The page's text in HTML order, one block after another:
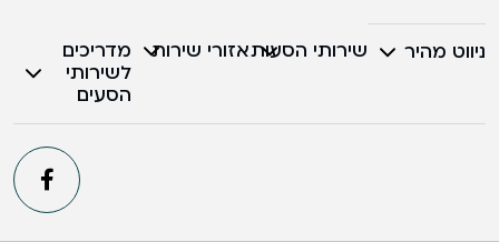
ניווט מהיר שירותי הסעותאזורי שירות
מדריכים
לשירותי
הסעים